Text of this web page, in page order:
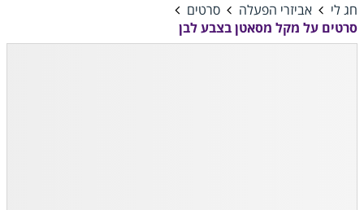
חג לי אביזרי הפעלה
סרטים
סרטים על מקל מסאטן בצבע לבן